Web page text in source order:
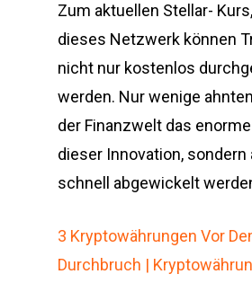
Zum aktuellen Stellar-
dieses Netzwerk können
nicht nur kostenlos
werden. Nur wenige
der Finanzwelt das
dieser Innovation,
schnell abgewickelt
3 Kryptowährungen Vor
Durchbruch |